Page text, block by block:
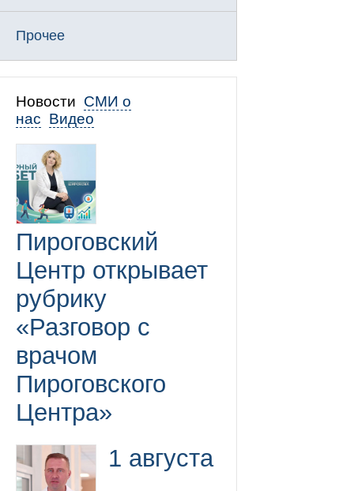
Прочее
Новости СМИ о
нас Видео
Пироговский
Центр открывает
рубрику
«Разговор с
врачом
Пироговского
Центра»
1 августа